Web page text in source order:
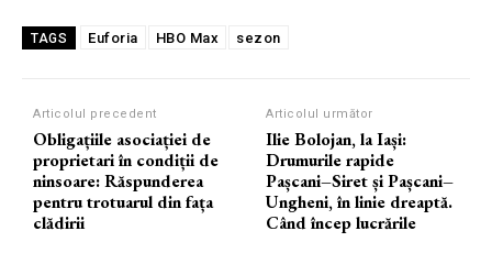
TAGS Euforia HBO Max sezon
Articolul precedent
Obligațiile asociației de
proprietari în condiții de
ninsoare: Răspunderea
pentru trotuarul din fața
clădirii
Articolul următor
Ilie Bolojan, la Iași:
Drumurile rapide
Pașcani–Siret și Pașcani–
Ungheni, în linie dreaptă.
Când încep lucrările